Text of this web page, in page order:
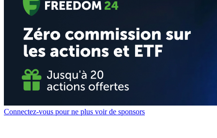
Connectez-vous pour ne plus voir de sponsors